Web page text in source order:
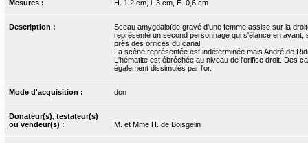
Mesures : H. 1,2 cm, l. 3 cm, E. 0,6 cm
Description :
Sceau amygdaloïde gravé d'une femme assise sur la
représenté un second personnage qui s'élance en
près des orifices du canal.
La scène représentée est indéterminée mais André de
L'hématite est ébréchée au niveau de l'orifice droit. Des
également dissimulés par l'or.
Mode d'acquisition : don
Donateur(s), testateur(s)
ou vendeur(s) :
M. et Mme H. de Boisgelin